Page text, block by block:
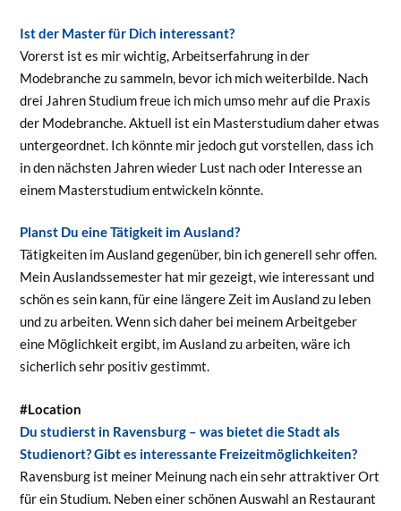
Ist der Master für Dich interessant?
Vorerst ist es mir wichtig, Arbeitserfahrung in der
Modebranche zu sammeln, bevor ich mich weiterbilde. Nach
drei Jahren Studium freue ich mich umso mehr auf die Praxis
der Modebranche. Aktuell ist ein Masterstudium daher etwas
untergeordnet. Ich könnte mir jedoch gut vorstellen, dass ich
in den nächsten Jahren wieder Lust nach oder Interesse an
einem Masterstudium entwickeln könnte.
Planst Du eine Tätigkeit im Ausland?
Tätigkeiten im Ausland gegenüber, bin ich generell sehr offen.
Mein Auslandssemester hat mir gezeigt, wie interessant und
schön es sein kann, für eine längere Zeit im Ausland zu leben
und zu arbeiten. Wenn sich daher bei meinem Arbeitgeber
eine Möglichkeit ergibt, im Ausland zu arbeiten, wäre ich
sicherlich sehr positiv gestimmt.
#Location
Du studierst in Ravensburg – was bietet die Stadt als
Studienort? Gibt es interessante Freizeitmöglichkeiten?
Ravensburg ist meiner Meinung nach ein sehr attraktiver Ort
für ein Studium. Neben einer schönen Auswahl an Restaurant